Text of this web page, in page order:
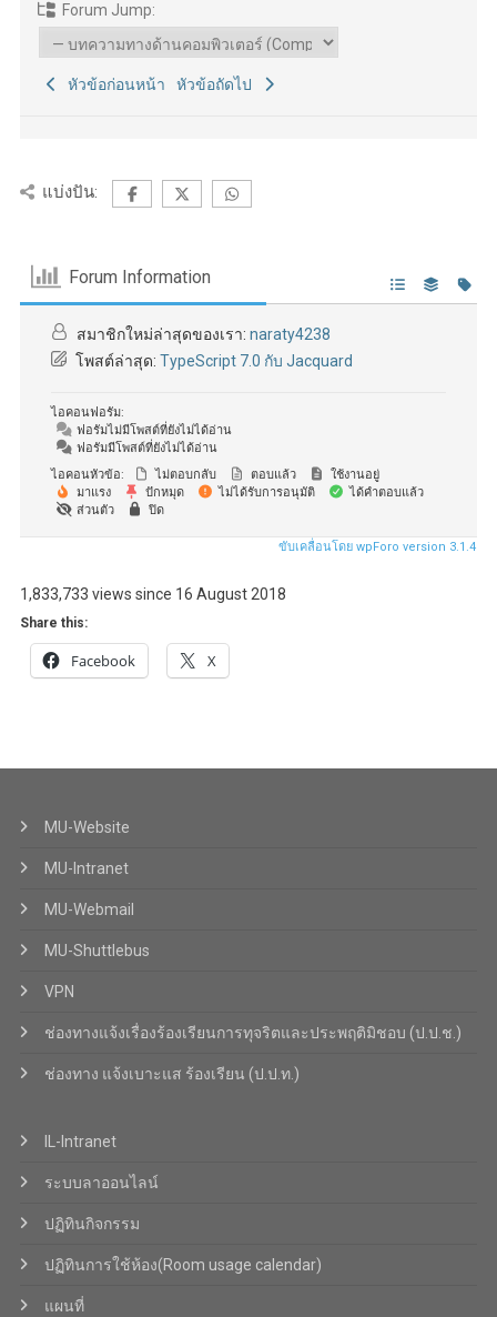
Forum Jump:
หัวข้อก่อนหน้า หัวข้อถัดไป
แบ่งปัน:
Forum Information
สมาชิกใหม่ล่าสุดของเรา: naraty4238
โพสต์ล่าสุด: TypeScript 7.0 กับ Jacquard
ไอคอนฟอรัม:
ฟอรัมไม่มีโพสต์ที่ยังไม่ได้อ่าน
ฟอรัมมีโพสต์ที่ยังไม่ได้อ่าน
ไอคอนหัวข้อ:
ไม่ตอบกลับ ตอบแล้ว
ใช้งานอยู่
มาแรง
ปักหมุด ไม่ได้รับการอนุมัติ
ได้คำตอบแล้ว
ส่วนตัว
ปิด
ขับเคลื่อนโดย wpForo version 3.1.4
1,833,733 views since 16 August 2018
Share this:
Facebook X
MU-Website
MU-Intranet
MU-Webmail
MU-Shuttlebus
VPN
ช่องทางแจ้งเรื่องร้องเรียนการทุจริตและประพฤติมิชอบ (ป.ป.ช.)
ช่องทาง แจ้งเบาะแส ร้องเรียน (ป.ป.ท.)
IL-Intranet
ระบบลาออนไลน์
ปฏิทินกิจกรรม
ปฏิทินการใช้ห้อง(Room usage calendar)
แผนที่